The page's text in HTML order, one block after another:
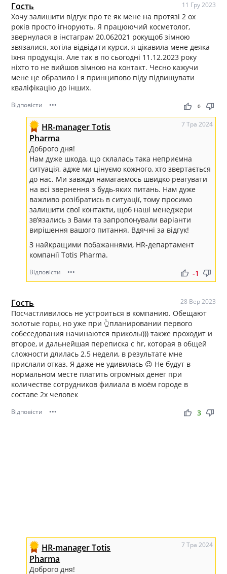
Гость 11 Гру 2023
Хочу залишити відгук про те як мене на протязі 2 ох
років просто ігнорують. Я працюючий косметолог,
звернулася в інстаграм 20.062021 рокущоб зімною
звязалися, хотіла відвідати курси, я цікавила мене деяка
їхня продукція. Але так в по сьогодні 11.12.2023 року
ніхто то не вийшов зімною на контакт. Чесно кажучи
мене це образило і я принципово піду підвищувати
кваліфікацію до інших.
Відповісти ••• thumb_up thumb_down
0
HR-manager Totis
Pharma
7 Тра 2024
Доброго дня!
Нам дуже шкода, що склалась така неприємна
ситуація, адже ми цінуємо кожного, хто звертається
до нас. Ми завжди намагаємось швидко реагувати
на всі звернення з будь-яких питань. Нам дуже
важливо розібратись в ситуації, тому просимо
залишити свої контакти, щоб наші менеджери
зв’язались з Вами та запропонували варіанти
вирішення вашого питання. Вдячні за відгук!
З найкращими побажаннями, HR-департамент
компанії Totis Pharma.
Відповісти ••• thumb_up thumb_down
-1
Гость 28 Вер 2023
Посчастливилось не устроиться в компанию. Обещают
золотые горы, но уже при 👆планировании первого
собеседования начинаются приколы))) также проходит и
второе, и дальнейшая переписка с hr, которая в общей
сложности длилась 2.5 недели, в результате мне
прислали отказ. Я даже не удивилась 😉 Не будут в
нормальном месте платить огромных денег при
количестве сотрудников филиала в моём городе в
составе 2х человек
Відповісти ••• thumb_up thumb_down
3
HR-manager Totis
Pharma
7 Тра 2024
Доброго дня!